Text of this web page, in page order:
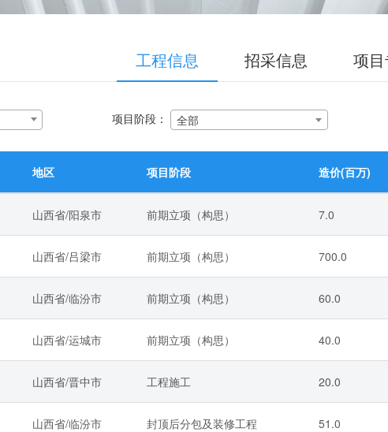
工程信息 招采信息 项
项目阶段： 全部
地区 项目阶段 造价(百万)
山西省/阳泉市 前期立项（构思） 7.0
山西省/吕梁市 前期立项（构思） 700.0
山西省/临汾市 前期立项（构思） 60.0
山西省/运城市 前期立项（构思） 40.0
山西省/晋中市 工程施工 20.0
山西省/临汾市 封顶后分包及装修工程 51.0